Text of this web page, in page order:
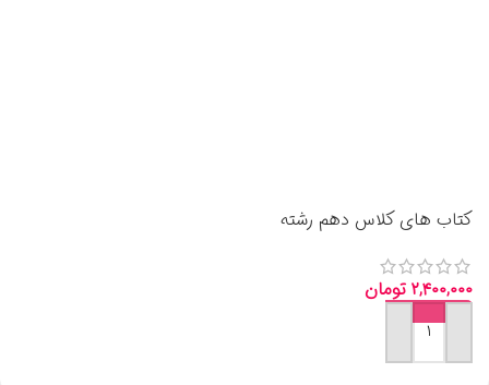
کتاب های کلاس دهم رشته
ارزان
۲,۴۰۰,۰۰۰ تومان
افزودن به سبد خرید